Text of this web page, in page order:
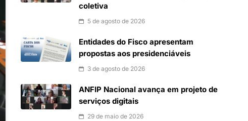
coletiva
5 de agosto de 2026
Entidades do Fisco apresentam
propostas aos presidenciáveis
3 de agosto de 2026
ANFIP Nacional avança em projeto de
serviços digitais
29 de maio de 2026